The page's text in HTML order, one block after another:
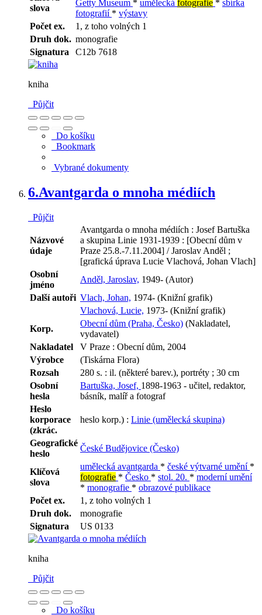
slova
Getty Museum * umělecká fotografie * sbírka
fotografií * výstavy
Počet ex.
1, z toho volných 1
Druh dok. monografie
Signatura
C12b 7618
kniha
Půjčit
Do košíku
Bookmark
Vybrané dokumenty
6.Avantgarda o mnoha médiích
Půjčit
Názvové
údaje
Avantgarda o mnoha médiích : Josef Bartuška
a skupina Linie 1931-1939 : [Obecní dům v
Praze 25.8.-7.11.2004] / Jaroslav Anděl ;
[grafická úprava Lucie Vlachová, Johan Vlach]
Osobní
jméno
Anděl, Jaroslav, 1949- (Autor)
Další autoři Vlach, Johan, 1974- (Knižní grafik)
Vlachová, Lucie, 1973- (Knižní grafik)
Korp.
Obecní dům (Praha, Česko) (Nakladatel,
vydavatel)
Nakladatel
V Praze : Obecní dům, 2004
Výrobce
(Tiskárna Flora)
Rozsah
280 s. : il. (některé barev.), portréty ; 30 cm
Osobní
hesla
Bartuška, Josef, 1898-1963 - učitel, redaktor,
básník, malíř a fotograf
Heslo
korporace
(zkrác.
heslo korp.) : Linie (umělecká skupina)
Geografické
heslo
České Budějovice (Česko)
Klíčová
slova
umělecká avantgarda * české výtvarné umění *
fotografie * Česko * stol. 20. * moderní umění
* monografie * obrazové publikace
Počet ex.
1, z toho volných 1
Druh dok.
monografie
Signatura
US 0133
kniha
Půjčit
Do košíku